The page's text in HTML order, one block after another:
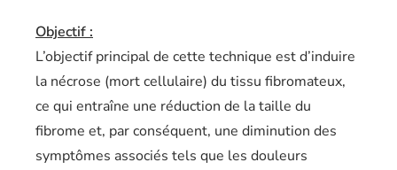
Objectif :
L’objectif principal de cette technique est d’induire
la nécrose (mort cellulaire) du tissu fibromateux,
ce qui entraîne une réduction de la taille du
fibrome et, par conséquent, une diminution des
symptômes associés tels que les douleurs